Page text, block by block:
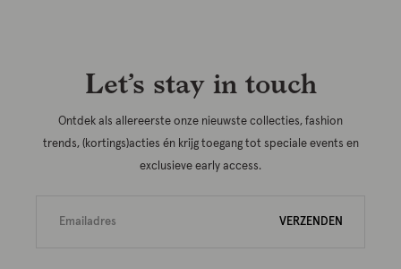
Let’s stay in touch
Ontdek als allereerste onze nieuwste collecties, fashion
trends, (kortings)acties én krijg toegang tot speciale events en
exclusieve early access.
VERZENDEN